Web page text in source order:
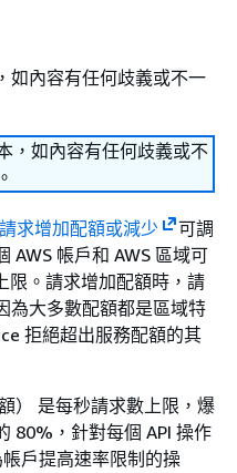
如內容有任何歧義或不一
，如內容有任何歧義或不
請求增加配額或減少
可調
AWS 帳戶和 AWS 區域可
限。請求增加配額時，請
為大多數配額都是區域特
拒絕超出服務配額的其
） 是每秒請求數上限，爆
80%，針對每個 API 操作
戶提高速率限制的操